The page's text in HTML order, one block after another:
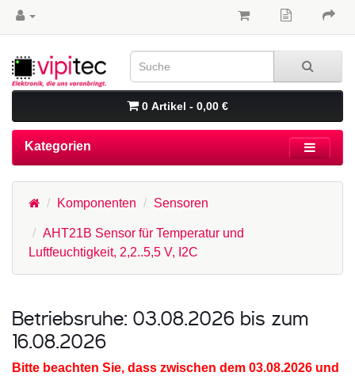
0 Artikel - 0,00 €
Kategorien
Komponenten Sensoren
AHT21B Sensor für Temperatur und
Luftfeuchtigkeit, 2,2..5,5 V, I2C
Betriebsruhe: 03.08.2026 bis zum
16.08.2026
Bitte beachten Sie, dass zwischen dem 03.08.2026 und